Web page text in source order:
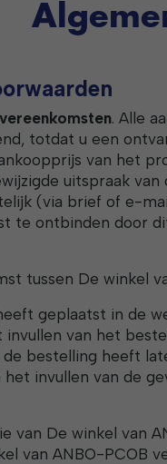
. Alle
totdat u een
van het
uitspraak
(via brief of e-
te ontbinden door
tussen De winkel
geplaatst in de
van het
bestelling heeft
invullen van de
van De winkel van
van ANBO-PCOB